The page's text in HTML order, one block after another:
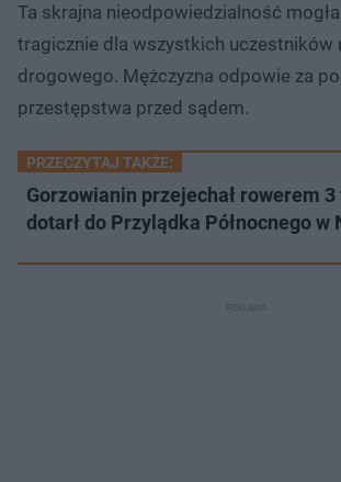
Ta skrajna nieodpowiedzialność
tragicznie dla wszystkich uczestników
drogowego. Mężczyzna odpowie za
przestępstwa przed sądem.
PRZECZYTAJ TAKŻE:
Gorzowianin przejechał rowerem
dotarł do Przylądka Północnego w